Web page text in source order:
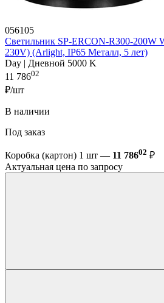
056105
Светильник SP-ERCON-R300-200W
230V) (Arlight, IP65 Металл, 5 лет)
Day | Дневной 5000 K
11 78602
₽/шт
В наличии
Под заказ
Коробка (картон) 1 шт — 11 78602 ₽
Актуальная цена по запросу